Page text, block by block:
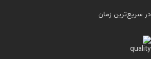
در سریع‌ترین زمان